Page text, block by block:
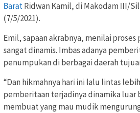
BaratRidwan Kamil, di Makodam III/
(7/5/2021).
Emil, sapaan akrabnya, menilai
sangat dinamis. Imbas adanya
penumpukan di berbagai daerah
“Dan hikmahnya hari ini lalu lintas
pemberitaan terjadinya dinamika luar
membuat yang mau mudik